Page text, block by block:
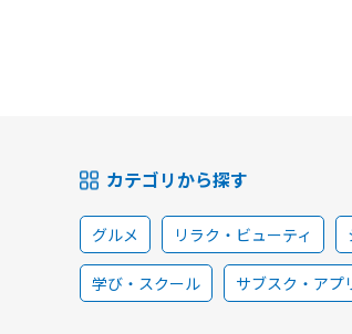
カテゴリから探す
グルメ リラク・ビューティ
学び・スクール サブスク・アプ